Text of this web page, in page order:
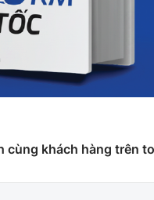
cùng khách hàng trên